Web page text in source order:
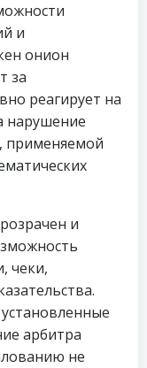
и
онион
за
реагирует на
нарушение
применяемой
и
чеки,
арбитра
не